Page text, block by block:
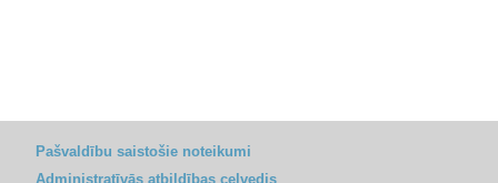
Pašvaldību saistošie noteikumi
Administratīvās atbildības ceļvedis